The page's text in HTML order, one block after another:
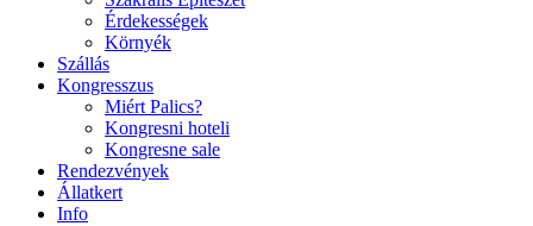
Érdekességek
Környék
Szállás
Kongresszus
Miért Palics?
Kongresni hoteli
Kongresne sale
Rendezvények
Állatkert
Info